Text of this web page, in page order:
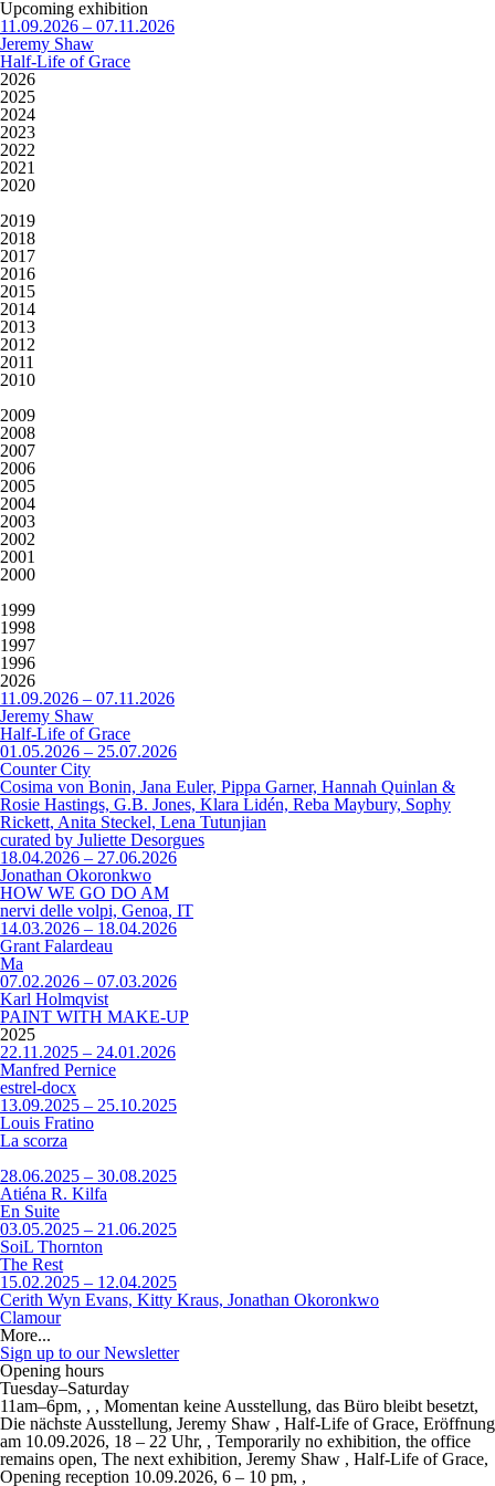
Upcoming exhibition
11.09.2026 – 07.11.2026
Jeremy Shaw
Half-Life of Grace
2026
2025
2024
2023
2022
2021
2020
2019
2018
2017
2016
2015
2014
2013
2012
2011
2010
2009
2008
2007
2006
2005
2004
2003
2002
2001
2000
1999
1998
1997
1996
2026
11.09.2026 – 07.11.2026
Jeremy Shaw
Half-Life of Grace
01.05.2026 – 25.07.2026
Counter City
Cosima von Bonin, Jana Euler, Pippa Garner, Hannah Quinlan &
Rosie Hastings, G.B. Jones, Klara Lidén, Reba Maybury, Sophy
Rickett, Anita Steckel, Lena Tutunjian
curated by Juliette Desorgues
18.04.2026 – 27.06.2026
Jonathan Okoronkwo
HOW WE GO DO AM
nervi delle volpi, Genoa, IT
14.03.2026 – 18.04.2026
Grant Falardeau
Ma
07.02.2026 – 07.03.2026
Karl Holmqvist
PAINT WITH MAKE-UP
2025
22.11.2025 – 24.01.2026
Manfred Pernice
estrel-docx
13.09.2025 – 25.10.2025
Louis Fratino
La scorza
28.06.2025 – 30.08.2025
Atiéna R. Kilfa
En Suite
03.05.2025 – 21.06.2025
SoiL Thornton
The Rest
15.02.2025 – 12.04.2025
Cerith Wyn Evans, Kitty Kraus, Jonathan Okoronkwo
Clamour
More...
Sign up to our Newsletter
Opening hours
Tuesday–Saturday
11am–6pm, , , Momentan keine Ausstellung, das Büro bleibt besetzt,
Die nächste Ausstellung, Jeremy Shaw , Half-Life of Grace, Eröffnung
am 10.09.2026, 18 – 22 Uhr, , Temporarily no exhibition, the office
remains open, The next exhibition, Jeremy Shaw , Half-Life of Grace,
Opening reception 10.09.2026, 6 – 10 pm, ,